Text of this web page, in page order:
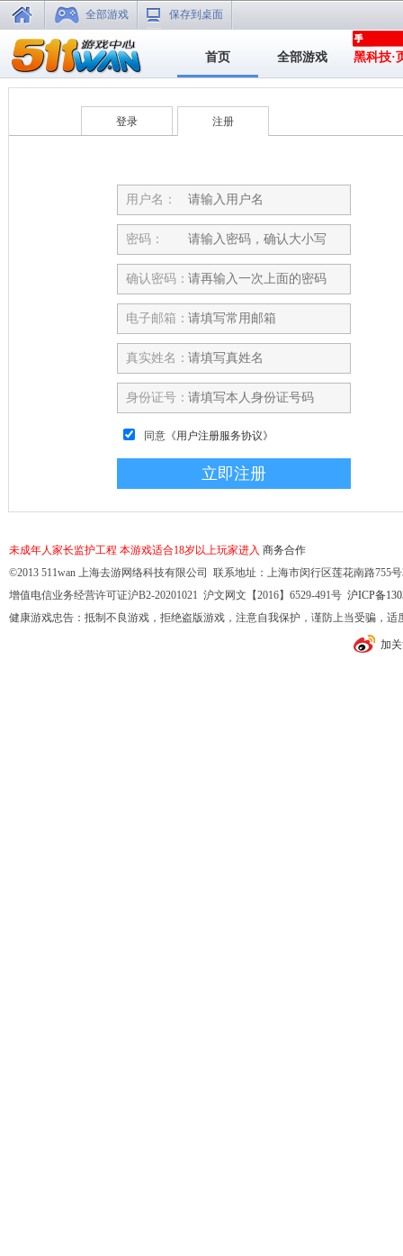
全部游戏 保存到桌面
首页 全部游戏 黑科技·
登录 注册
用户名：
密码：
确认密码：
电子邮箱：
真实姓名：
身份证号：
同意 《用户注册服务协议》
未成年人家长监护工程 本游戏适合18岁以上玩家进入 商务合作
©2013 511wan 上海去游网络科技有限公司 联系地址：上海市闵行区莲花南路755
增值电信业务经营许可证沪B2-20201021 沪文网文【2016】6529-491号 沪ICP备
健康游戏忠告：抵制不良游戏，拒绝盗版游戏，注意自我保护，谨防上当受骗，
加